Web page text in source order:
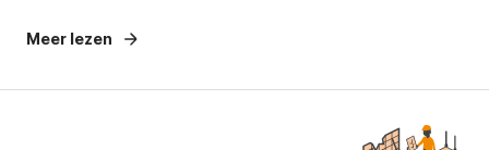
Meer lezen